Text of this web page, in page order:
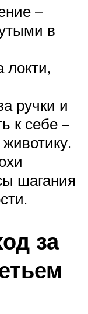
–
в
ручки и
к себе –
шагания
за